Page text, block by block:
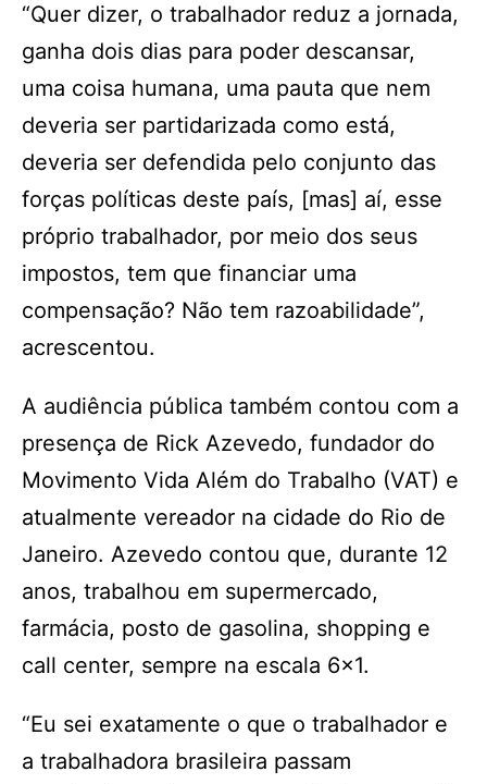
“Quer dizer, o trabalhador reduz a jornada,
ganha dois dias para poder descansar,
uma coisa humana, uma pauta que nem
deveria ser partidarizada como está,
deveria ser defendida pelo conjunto das
forças políticas deste país, [mas] aí, esse
próprio trabalhador, por meio dos seus
impostos, tem que financiar uma
compensação? Não tem razoabilidade”,
acrescentou.
A audiência pública também contou com a
presença de Rick Azevedo, fundador do
Movimento Vida Além do Trabalho (VAT) e
atualmente vereador na cidade do Rio de
Janeiro. Azevedo contou que, durante 12
anos, trabalhou em supermercado,
farmácia, posto de gasolina, shopping e
call center, sempre na escala 6×1.
“Eu sei exatamente o que o trabalhador e
a trabalhadora brasileira passam